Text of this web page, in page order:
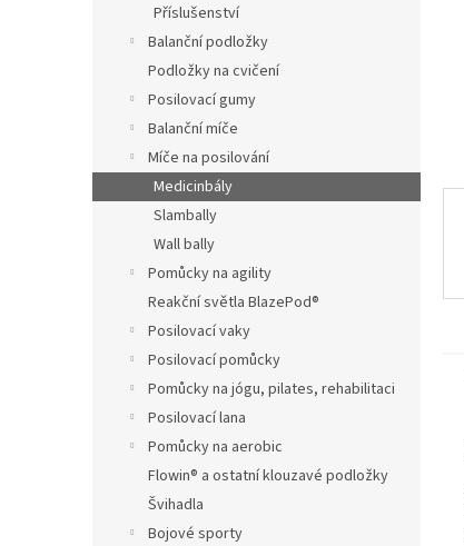
Příslušenství
Balanční podložky
Podložky na cvičení
Posilovací gumy
Balanční míče
Míče na posilování
Medicinbály
Slambally
Wall bally
Pomůcky na agility
Reakční světla BlazePod®
Posilovací vaky
Posilovací pomůcky
Pomůcky na jógu, pilates, rehabilitaci
Posilovací lana
Pomůcky na aerobic
Flowin® a ostatní klouzavé podložky
Švihadla
Bojové sporty